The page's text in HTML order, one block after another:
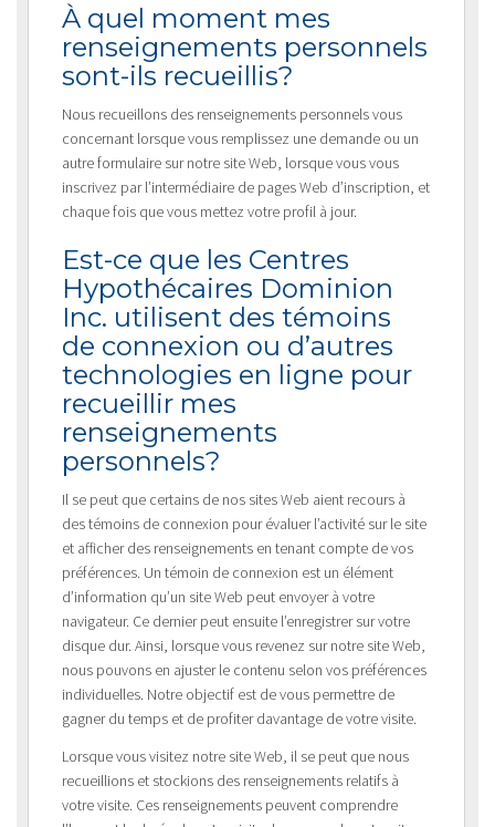
À quel moment mes
renseignements personnels
sont-ils recueillis?
Nous recueillons des renseignements personnels vous
concernant lorsque vous remplissez une demande ou un
autre formulaire sur notre site Web, lorsque vous vous
inscrivez par l’intermédiaire de pages Web d’inscription, et
chaque fois que vous mettez votre profil à jour.
Est-ce que les Centres
Hypothécaires Dominion
Inc. utilisent des témoins
de connexion ou d’autres
technologies en ligne pour
recueillir mes
renseignements
personnels?
Il se peut que certains de nos sites Web aient recours à
des témoins de connexion pour évaluer l’activité sur le site
et afficher des renseignements en tenant compte de vos
préférences. Un témoin de connexion est un élément
d’information qu’un site Web peut envoyer à votre
navigateur. Ce dernier peut ensuite l’enregistrer sur votre
disque dur. Ainsi, lorsque vous revenez sur notre site Web,
nous pouvons en ajuster le contenu selon vos préférences
individuelles. Notre objectif est de vous permettre de
gagner du temps et de profiter davantage de votre visite.
Lorsque vous visitez notre site Web, il se peut que nous
recueillions et stockions des renseignements relatifs à
votre visite. Ces renseignements peuvent comprendre